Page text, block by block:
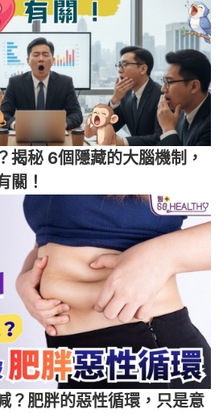
揭秘 6個隱藏的大腦機制，
關！
？肥胖的惡性循環，只是意